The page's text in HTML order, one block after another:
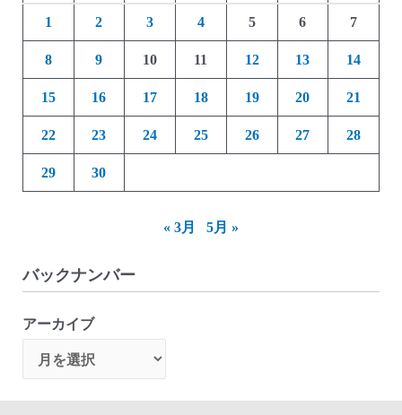
1 2 3 4 5 6 7
8 9 10 11 12 13 14
15 16 17 18 19 20 21
22 23 24 25 26 27 28
29 30
« 3月 5月 »
バックナンバー
アーカイブ